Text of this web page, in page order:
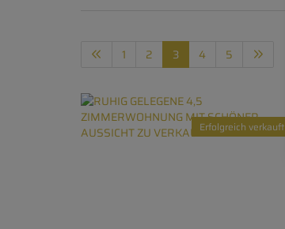
1 2 3 4 5
Erfolgreich verkauft